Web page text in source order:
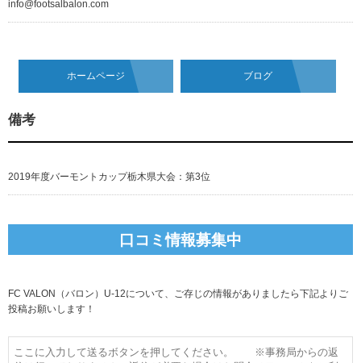
info@footsalbalon.com
ホームページ ブログ
備考
2019年度バーモントカップ栃木県大会：第3位
口コミ情報募集中
FC VALON（バロン）U-12について、ご存じの情報がありましたら下記よりご
投稿お願いします！